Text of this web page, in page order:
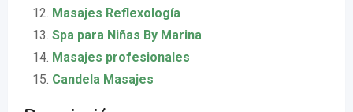
Masajes Reflexología
Spa para Niñas By Marina
Masajes profesionales
Candela Masajes